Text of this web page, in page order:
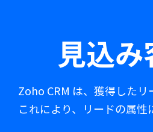
見込
Zoho CRM は、獲得した
これにより、リードの属